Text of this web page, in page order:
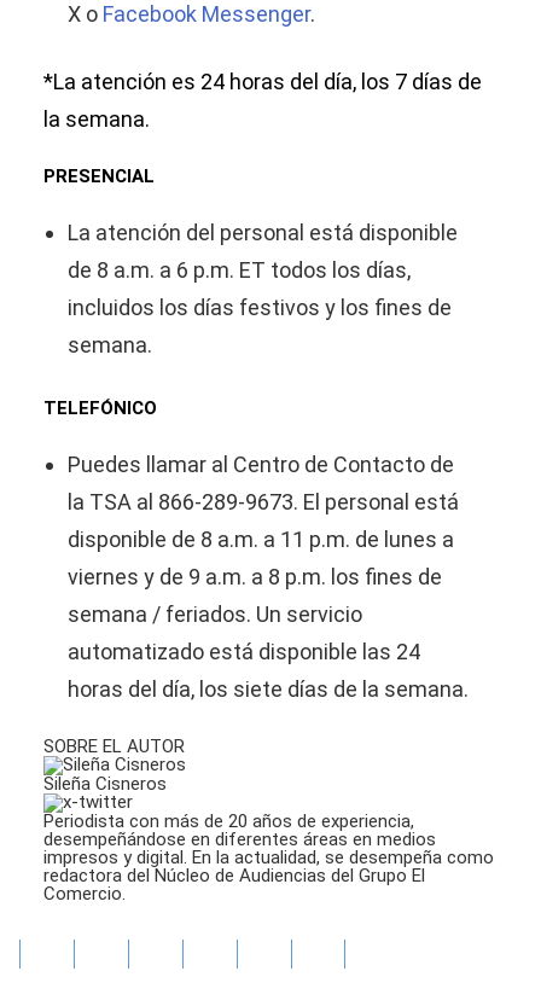
X o Facebook Messenger.
*La atención es 24 horas del día, los 7 días de
la semana.
PRESENCIAL
La atención del personal está disponible
de 8 a.m. a 6 p.m. ET todos los días,
incluidos los días festivos y los fines de
semana.
TELEFÓNICO
Puedes llamar al Centro de Contacto de
la TSA al 866-289-9673. El personal está
disponible de 8 a.m. a 11 p.m. de lunes a
viernes y de 9 a.m. a 8 p.m. los fines de
semana / feriados. Un servicio
automatizado está disponible las 24
horas del día, los siete días de la semana.
SOBRE EL AUTOR
Sileña Cisneros
Periodista con más de 20 años de experiencia,
desempeñándose en diferentes áreas en medios
impresos y digital. En la actualidad, se desempeña como
redactora del Núcleo de Audiencias del Grupo El
Comercio.